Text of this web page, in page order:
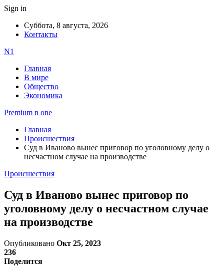
Sign in
Суббота, 8 августа, 2026
Контакты
N1
Главная
В мире
Общество
Экономика
Premium n one
Главная
Происшествия
Суд в Иваново вынес приговор по уголовному делу о
несчастном случае на производстве
Происшествия
Суд в Иваново вынес приговор по
уголовному делу о несчастном случае
на производстве
Опубликовано Окт 25, 2023
236
Поделится